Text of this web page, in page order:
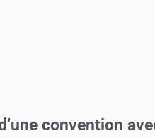
convention